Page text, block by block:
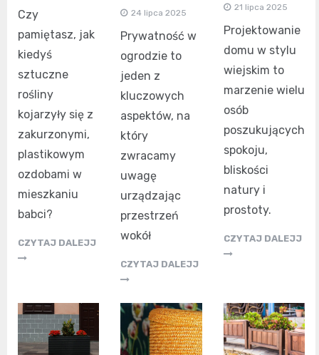
Czy
pamiętasz, jak
kiedyś
sztuczne
rośliny
kojarzyły się z
zakurzonymi,
plastikowym
ozdobami w
mieszkaniu
babci?
CZYTAJ DALEJJ
24 lipca 2025
Prywatność w
ogrodzie to
jeden z
kluczowych
aspektów, na
który
zwracamy
uwagę
urządzając
przestrzeń
wokół
CZYTAJ DALEJJ
21 lipca 2025
Projektowanie
domu w stylu
wiejskim to
marzenie wielu
osób
poszukujących
spokoju,
bliskości
natury i
prostoty.
CZYTAJ DALEJJ